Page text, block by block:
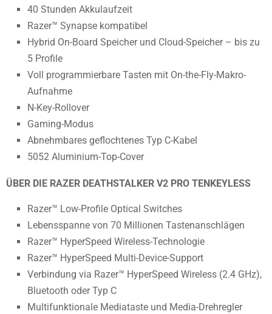
40 Stunden Akkulaufzeit
Razer™ Synapse kompatibel
Hybrid On-Board Speicher und Cloud-Speicher – bis zu
5 Profile
Voll programmierbare Tasten mit On-the-Fly-Makro-
Aufnahme
N-Key-Rollover
Gaming-Modus
Abnehmbares geflochtenes Typ C-Kabel
5052 Aluminium-Top-Cover
ÜBER DIE RAZER DEATHSTALKER V2 PRO TENKEYLESS
Razer™ Low-Profile Optical Switches
Lebensspanne von 70 Millionen Tastenanschlägen
Razer™ HyperSpeed Wireless-Technologie
Razer™ HyperSpeed Multi-Device-Support
Verbindung via Razer™ HyperSpeed Wireless (2.4 GHz),
Bluetooth oder Typ C
Multifunktionale Mediataste und Media-Drehregler